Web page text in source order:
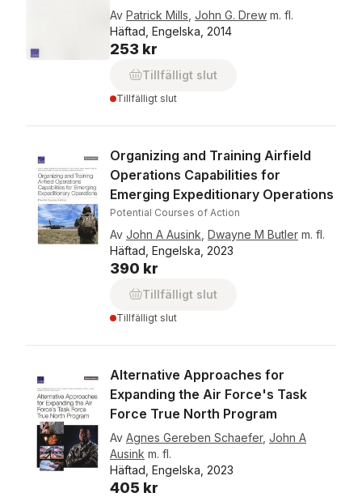
Av Patrick Mills John G. Drew m. fl.
Häftad, Engelska, 2014
253 kr
Tillfälligt slut
Tillfälligt slut
Organizing and Training Airfield
Operations Capabilities for
Emerging Expeditionary Operations
Potential Courses of Action
Av John A Ausink Dwayne M Butler m. fl.
Häftad, Engelska, 2023
390 kr
Tillfälligt slut
Tillfälligt slut
Alternative Approaches for
Expanding the Air Force's Task
Force True North Program
Av Agnes Gereben Schaefer, John A
Ausink m. fl.
Häftad, Engelska, 2023
405 kr